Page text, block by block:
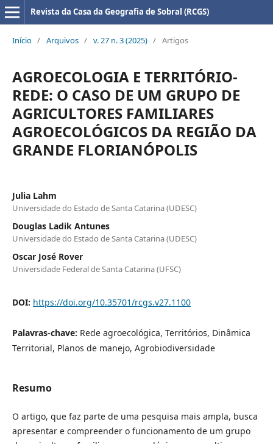
Revista da Casa da Geografia de Sobral (RCGS)
Início / Arquivos / v. 27 n. 3 (2025) / Artigos
AGROECOLOGIA E TERRITÓRIO-
REDE: O CASO DE UM GRUPO DE
AGRICULTORES FAMILIARES
AGROECOLÓGICOS DA REGIÃO DA
GRANDE FLORIANÓPOLIS
Julia Lahm
Universidade do Estado de Santa Catarina (UDESC)
Douglas Ladik Antunes
Universidade do Estado de Santa Catarina (UDESC)
Oscar José Rover
Universidade Federal de Santa Catarina (UFSC)
DOI: https://doi.org/10.35701/rcgs.v27.1100
Palavras-chave: Rede agroecológica, Territórios, Dinâmica
Territorial, Planos de manejo, Agrobiodiversidade
Resumo
O artigo, que faz parte de uma pesquisa mais ampla, busca
apresentar e compreender o funcionamento de um grupo